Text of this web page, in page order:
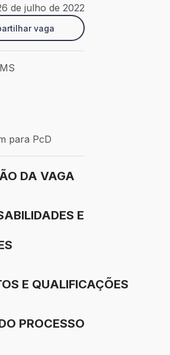
de julho de 2022
vaga
Dourados - MS
Presencial
PcD
para PcD
DA VAGA
E
E QUALIFICAÇÕES
PROCESSO